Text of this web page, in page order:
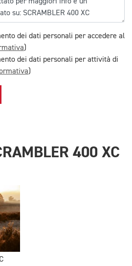
dei dati personali per accedere al
)
dei dati personali per attività di
)
400 XC